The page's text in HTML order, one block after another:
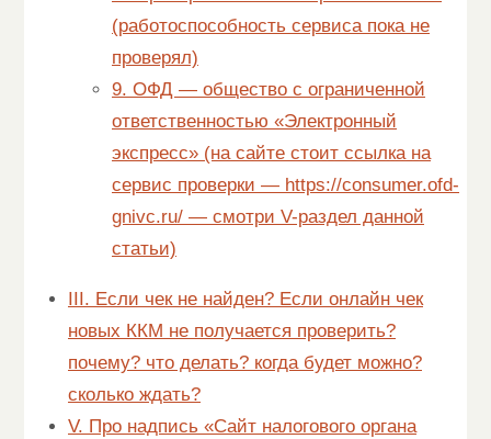
(работоспособность сервиса пока не
проверял)
9. ОФД — общество с ограниченной
ответственностью «Электронный
экспресс» (на сайте стоит ссылка на
сервис проверки — https://consumer.ofd-
gnivc.ru/ — смотри V-раздел данной
статьи)
III. Если чек не найден? Если онлайн чек
новых ККМ не получается проверить?
почему? что делать? когда будет можно?
сколько ждать?
V. Про надпись «Сайт налогового органа